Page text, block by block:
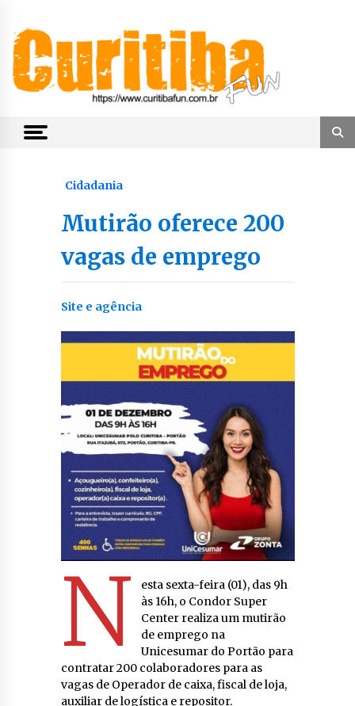
content
CuritibaFun
Cidadania
Mutirão oferece 200
vagas de emprego
Site e agência
N
esta sexta-feira (01), das 9h
às 16h, o Condor Super
Center realiza um mutirão
de emprego na
Unicesumar do Portão para
contratar 200 colaboradores para as
vagas de Operador de caixa, fiscal de loja,
auxiliar de logística e repositor.